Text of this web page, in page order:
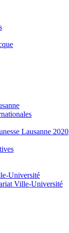
Lausanne 2020
Université
Ville-Université